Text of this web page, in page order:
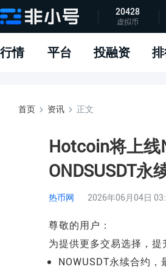
APP下载
指标说明
问题反馈
20428
虚拟币
行情 平台 投融资
首页 资讯 正文
Hotcoin将上线
ONDSUSDT永
热币网 2026年06月04日
尊敬的用户：
为提供更多交易选择，
NOWUSDT永续合约，